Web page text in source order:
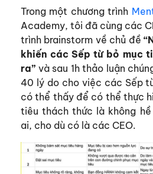
Trong một chương trình
Academy, tôi đã cùng các
trình brainstorm về chủ đề
khiến các Sếp từ bỏ mục
ra” và sau 1h thảo luận
40 lý do cho việc các Sếp
có thể thấy để có thể thực
tiêu thách thức là không
ai, cho dù có là các CEO.